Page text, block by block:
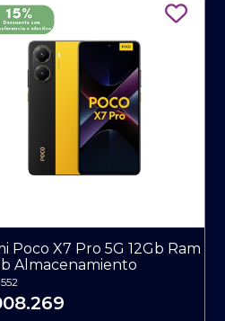
Poco X7 Pro 5G 12Gb Ram
Almacenamiento